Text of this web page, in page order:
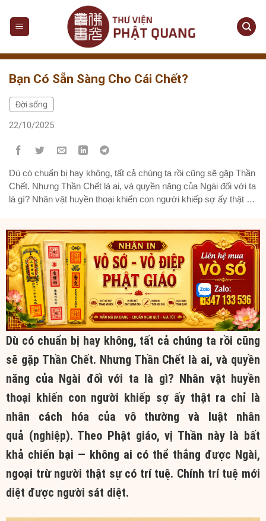
content
Bạn Có Sẵn Sàng Cho Cái Chết?
Đời sống
22/10/2025
Dù có chuẩn bị hay không, tất cả chúng ta rồi cũng sẽ gặp Thần
Chết. Nhưng Thần Chết là ai, và quyền năng của Ngài đối với ta
là gì? Nhân vật huyền thoại khiến con người khiếp sợ ấy thật ra
Dù có chuẩn bị hay không, tất cả chúng ta rồi cũng
sẽ gặp Thần Chết. Nhưng Thần Chết là ai, và quyền
năng của Ngài đối với ta là gì? Nhân vật huyền
thoại khiến con người khiếp sợ ấy thật ra chỉ là
nhân cách hóa của vô thường và luật nhân
quả (nghiệp). Theo Phật giáo, vị Thần này là bất
khả chiến bại — không ai có thể thắng được Ngài,
ngoại trừ người thật sự có trí tuệ. Chính trítuệ mới
diệt được người sát diệt.